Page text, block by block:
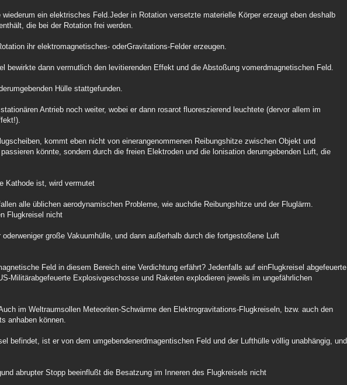
ein elektrisches Feld.Jeder in Rotation versetzte materielle Körper erzeugt eben deshalb
die bei der Rotation frei werden.
ihr elektromagnetisches- oderGravitations-Felder erzeugen.
bewirkte dann vermutlich den levitierenden Effekt und die Abstoßung vomerdmagnetischen Feld.
Hülle stattgefunden.
Antrieb noch weiter, wobei er dann rosarot fluoreszierend leuchtete (dervor allem im
kommt eben nicht von einerangenommenen Reibungshitze zwischen Objekt und
könnte, sondern durch die freien Elektroden und die lonisation derumgebenden Luft, die
Kathode ist, wird vermutet
alle üblichen aerodynamischen Probleme, wie auchdie Reibungshitze und der Fluglärm.
Flugkreisel nicht
große Vakuumhülle, und dann außerhalb durch die fortgestoßene Luft
Feld in diesem Bereich eine Verdichtung erfährt? Jedenfalls auf einFlugkreisel abgefeuerte
Militärabgefeuerte Explosivgeschosse und Raketen explodieren jeweils im ungefährlichen
im Weltraumsollen Meteoriten-Schwärme den Elektrogravitations-Flugkreiseln, bzw. auch den
anhaben können.
befindet, ist er von dem umgebendenerdmagentischen Feld und der Lufthülle völlig unabhängig, und
abrupter Stopp beeinflußt die Besatzung im Inneren des Flugkreisels nicht